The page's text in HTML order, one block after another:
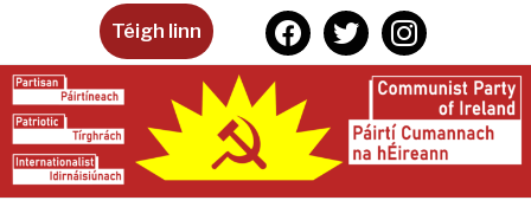
Téigh linn facebooktwitterinstagram